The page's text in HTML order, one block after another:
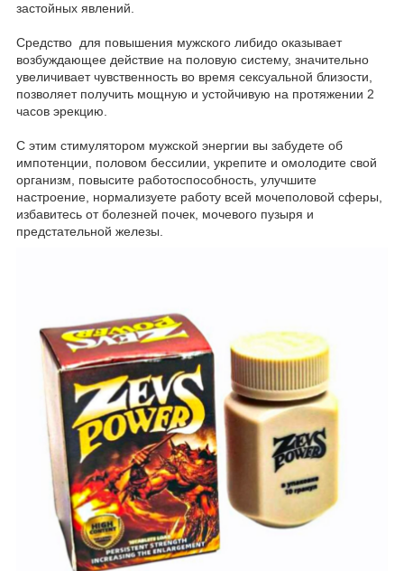
застойных явлений.
Средство для повышения мужского либидо оказывает
возбуждающее действие на половую систему, значительно
увеличивает чувственность во время сексуальной близости,
позволяет получить мощную и устойчивую на протяжении 2
часов эрекцию.
С этим стимулятором мужской энергии вы забудете об
импотенции, половом бессилии, укрепите и омолодите свой
организм, повысите работоспособность, улучшите
настроение, нормализуете работу всей мочеполовой сферы,
избавитесь от болезней почек, мочевого пузыря и
предстательной железы.